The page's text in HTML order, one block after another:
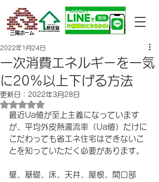
三陽ホーム
一次消費エネルギーを一気
に20％以上下げる方法
2022年1月24日
更新日： 2022年3月28日
5つ星のうちNaNと評価されています。
最近Ua値が至上主義になっています
が、平均外皮熱還流率（Ua値）だけに
こだわっても省エネ住宅はできないこ
とを知っていただく必要があります。
壁、基礎、床、天井、屋根、開口部